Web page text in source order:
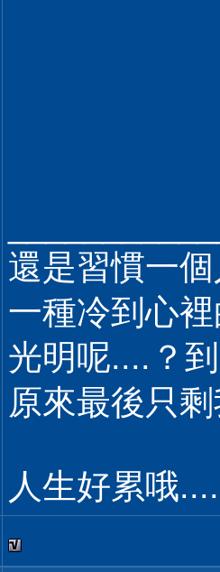
還是習慣一
一種冷到心
光明呢....？
原來最後只
人生好累哦